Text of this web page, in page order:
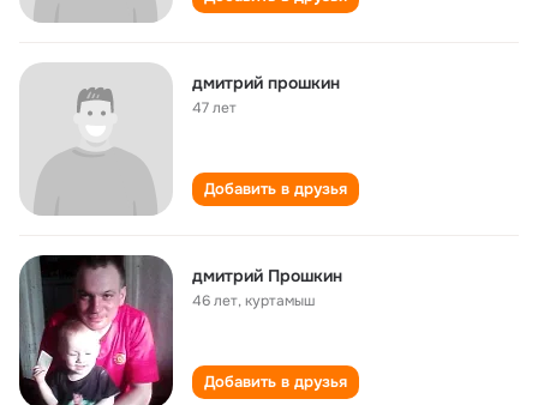
дмитрий прошкин
47 лет
Добавить в друзья
дмитрий Прошкин
46 лет,куртамыш
Добавить в друзья